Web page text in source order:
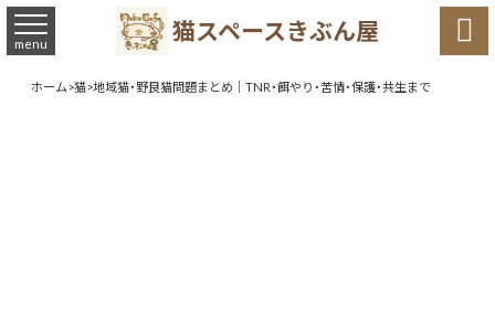
猫スペースきぶん屋
menu 
ホーム>猫>地域猫・野良猫問題まとめ｜TNR・餌やり・苦情・保護・共生まで